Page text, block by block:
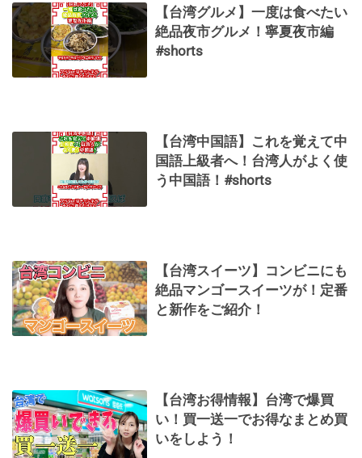
【台湾グルメ】一度は食べたい
絶品夜市グルメ！寧夏夜市編
#shorts
【台湾中国語】これを覚えて中
国語上級者へ！台湾人がよく使
う中国語！#shorts
【台湾スイーツ】コンビニにも
絶品マンゴースイーツが！定番
と新作をご紹介！
【台湾お得情報】台湾で爆買
い！買一送一でお得なまとめ買
いをしよう！